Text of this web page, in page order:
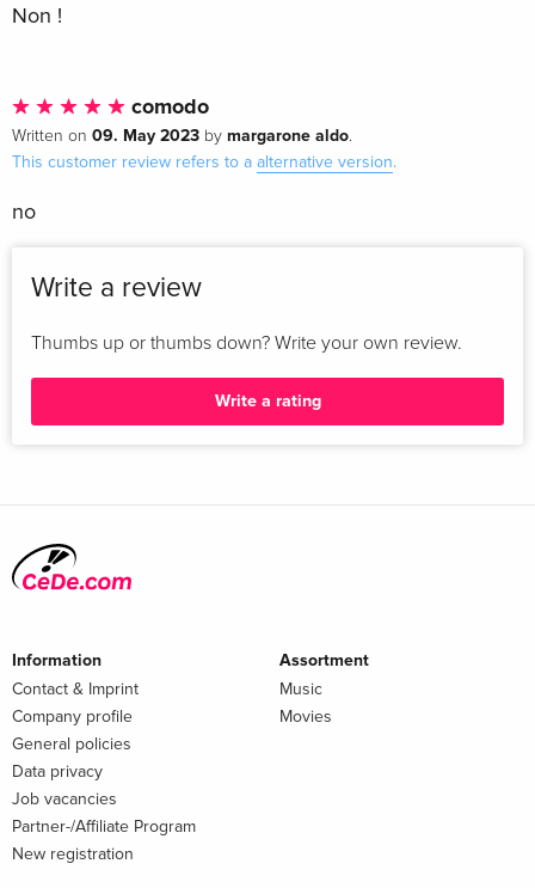
Non !
comodo
Written on 09. May 2023 by margarone aldo.
This customer review refers to a alternative version.
no
Write a review
Thumbs up or thumbs down? Write your own review.
Write a rating
Information
Contact & Imprint
Company profile
General policies
Data privacy
Job vacancies
Partner-/Affiliate Program
New registration
Assortment
Music
Movies